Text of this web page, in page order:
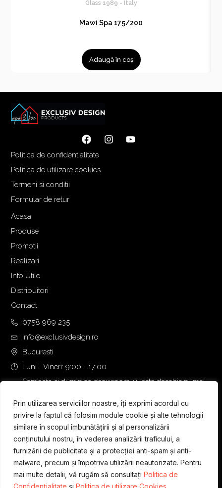
Prin utilizarea serviciilor noastre, îți exprimi acordul cu
privire la faptul că folosim module cookie și alte tehnologii
similare în scopul îmbunătățirii și al personalizării
conținutului nostru, în vederea analizării traficului, a
furnizării de publicitate și a protecției anti-spam și anti-
malware, precum și împotriva utilizării neautorizate. Pentru
mai multe detalii, vă rugăm să consultați Politica de
Confidențialitate și Politica de utilizare Cookies.
Glass 1989 - Italy
Mawi Spa 175/200
Adaugă în coș
Politica de confidentialitate
Politica de utilizare cookies
Termeni si conditii
Formular de retur
Acasa
Produse
Promotii
Realizari
Info Utile
Distribuitori
Contact
0758 969 235
info@exclusivdesign.ro
Bucuresti
Luni - Vineri: 9:00 - 17:00
Sambata si duminica showroom-ul este deschis numai